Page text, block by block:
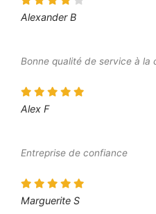
Alexander B
Bonne qualité de service à la
Alex F
Entreprise de confiance
Marguerite S